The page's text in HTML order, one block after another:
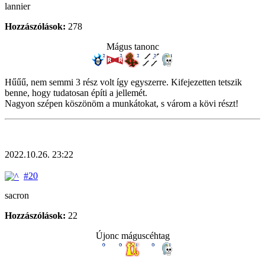
lannier
Hozzászólások: 278
Mágus tanonc
Hűűű, nem semmi 3 rész volt így egyszerre. Kifejezetten tetszik
benne, hogy tudatosan építi a jellemét.
Nagyon szépen köszönöm a munkátokat, s várom a kövi részt!
2022.10.26. 23:22
#20
sacron
Hozzászólások: 22
Újonc máguscéhtag